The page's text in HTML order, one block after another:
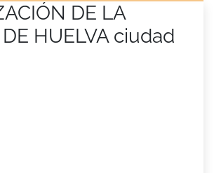
DE LA
HUELVA ciudad